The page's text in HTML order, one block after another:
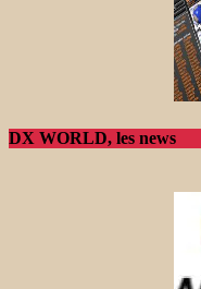
DX WORLD, les news